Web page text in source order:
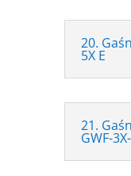
20.
5X E
21.
GWF-